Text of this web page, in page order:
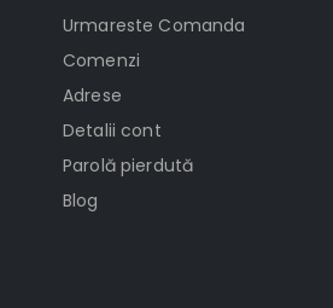
Urmareste Comanda
Comenzi
Adrese
Detalii cont
Parolă pierdută
Blog